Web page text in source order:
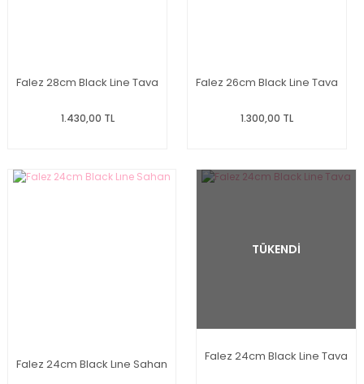
Falez 28cm Black Line Tava
1.430,00 TL
Falez 26cm Black Line Tava
1.300,00 TL
Falez 24cm Black Lıne Sahan
TÜKENDİ
Falez 24cm Black Line Tava